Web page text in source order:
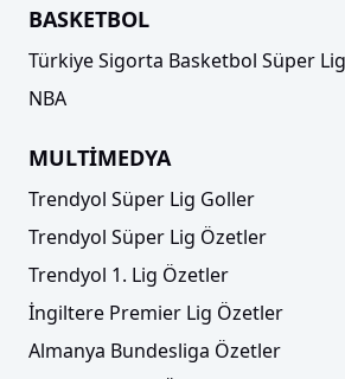
BASKETBOL
Türkiye Sigorta Basketbol Süper
NBA
MULTİMEDYA
Trendyol Süper Lig Goller
Trendyol Süper Lig Özetler
Trendyol 1. Lig Özetler
İngiltere Premier Lig Özetler
Almanya Bundesliga Özetler